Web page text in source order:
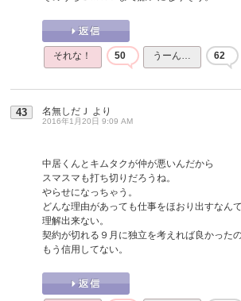
それな！ 50 うーん… 62
43 名無しだＪ より
2016年1月20日 9:09 AM
中居くんとキムタクが仲が悪いんだから
スマスマも打ち切りだろうね。
やらせになっちゃう。
どんな理由があっても仕事をほおり出すなん
理解出来ない。
契約が切れる９月に独立を考えれば良かったの
もう信用してない。